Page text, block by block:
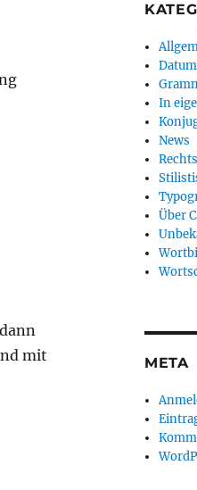
mit
In
News
Über
META